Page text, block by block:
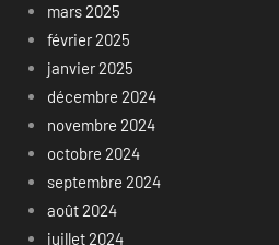
mars 2025
février 2025
janvier 2025
décembre 2024
novembre 2024
octobre 2024
septembre 2024
août 2024
juillet 2024